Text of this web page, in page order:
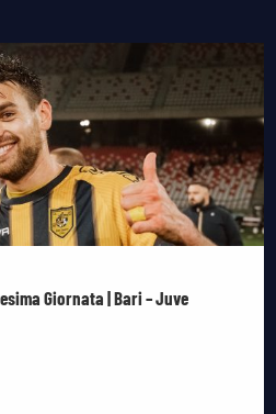
Giornata | Bari – Juve